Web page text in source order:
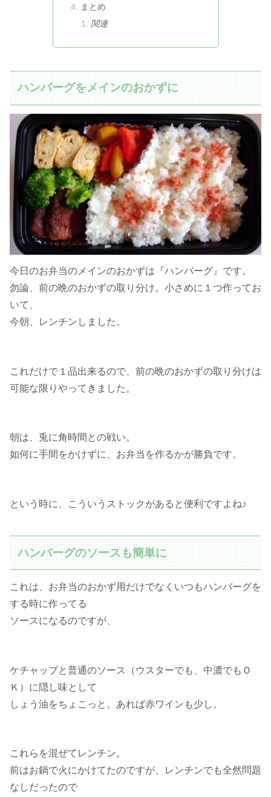
まとめ
関連
ハンバーグをメインのおかずに
今日のお弁当のメインのおかずは『ハンバーグ』です。
勿論、前の晩のおかずの取り分け。小さめに１つ作ってお
いて、
今朝、レンチンしました。
これだけで１品出来るので、前の晩のおかずの取り分けは
可能な限りやってきました。
朝は、兎に角時間との戦い。
如何に手間をかけずに、お弁当を作るかが勝負です。
という時に、こういうストックがあると便利ですよね♪
ハンバーグのソースも簡単に
これは、お弁当のおかず用だけでなくいつもハンバーグを
する時に作ってる
ソースになるのですが、
ケチャップと普通のソース（ウスターでも、中濃でもＯ
Ｋ）に隠し味として
しょう油をちょこっと。あれば赤ワインも少し。
これらを混ぜてレンチン。
前はお鍋で火にかけてたのですが、レンチンでも全然問題
なしだったので